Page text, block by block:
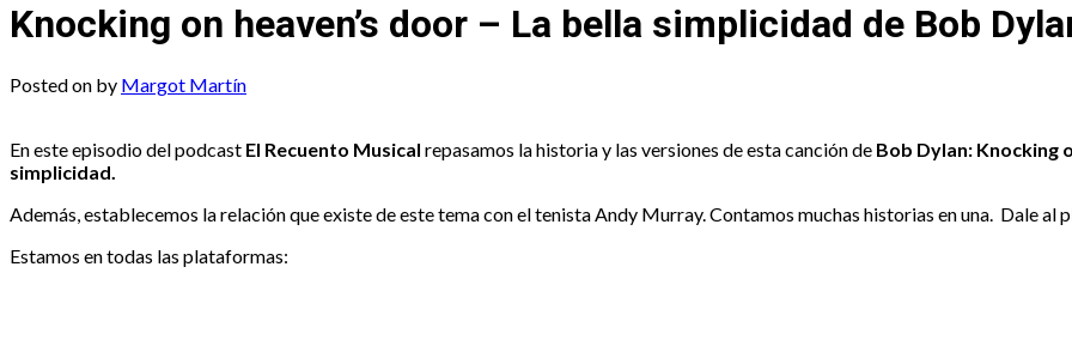
Knocking on heaven’s door – La bella simplicidad de Bob
Posted on by Margot Martín
En este episodio del podcast El Recuento Musical repasamos la historia y las versiones de esta canción de Bob Dylan: Knocking
simplicidad.
Además, establecemos la relación que existe de este tema con el tenista Andy Murray. Contamos muchas historias en una. Dale
Estamos en todas las plataformas: